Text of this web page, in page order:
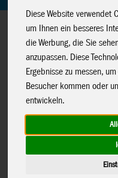
Diese Website verwendet
um Ihnen ein besseres
die Werbung, die Sie
anzupassen. Diese
Ergebnisse zu messen,
Besucher kommen oder
entwickeln.Windspiele
Kinetic Art: Metal